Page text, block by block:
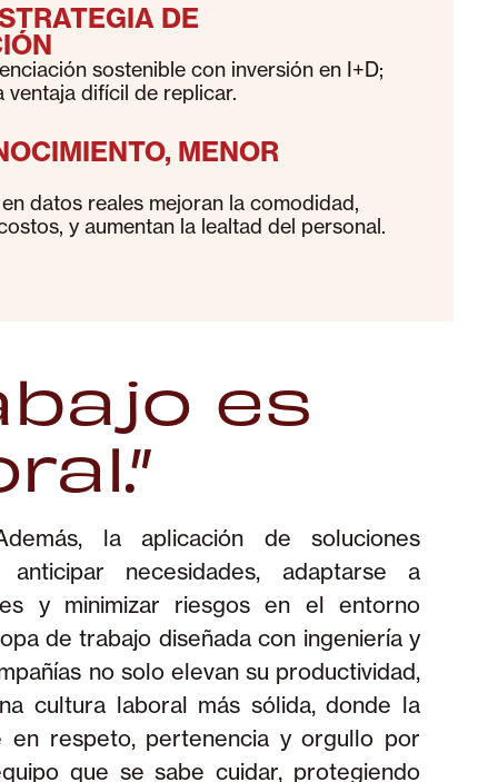
DE
sostenible con inversión en I+D;
ventaja difícil de replicar.
MENOR
datos reales mejoran la comodidad,
y aumentan la lealtad del personal.
es